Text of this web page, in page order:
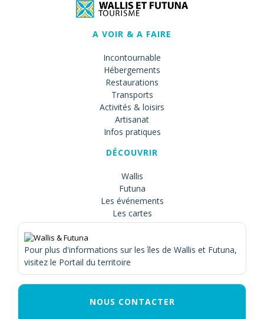
A VOIR & A FAIRE
Incontournable
Hébergements
Restaurations
Transports
Activités & loisirs
Artisanat
Infos pratiques
DÉCOUVRIR
Wallis
Futuna
Les événements
Les cartes
Pour plus d'informations sur les îles de Wallis et Futuna,
visitez le Portail du territoire
NOUS CONTACTER